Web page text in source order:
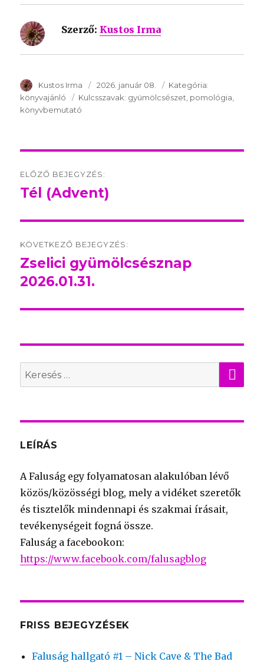
Szerző: Kustos Irma
SzerzÅ
Kustos Irma Közzétéve:
2026. január 08. Kategória:
könyvajánló
Kulcsszavak: Kulcsszavak:
gyümölcsészet pomológia
könyvbemutató
navigation
ELŐZŐ BEJEGYZÉS:
Előző
Tél (Advent)
KÖVETKEZŐ BEJEGYZÉS:
Következő
bejegyzés:
Zselici gyümölcsésznap
2026.01.31.
Search
for:
LEÍRÁS
A Faluság egy folyamatosan alakulóban lévő
közös/közösségi blog, mely a vidéket szeretők
és tisztelők mindennapi és szakmai írásait,
tevékenységeit fogná össze.
Faluság a facebookon:
https://www.facebook.com/falusagblog
FRISS BEJEGYZÉSEK
Faluság hallgató #1 – Nick Cave & The Bad